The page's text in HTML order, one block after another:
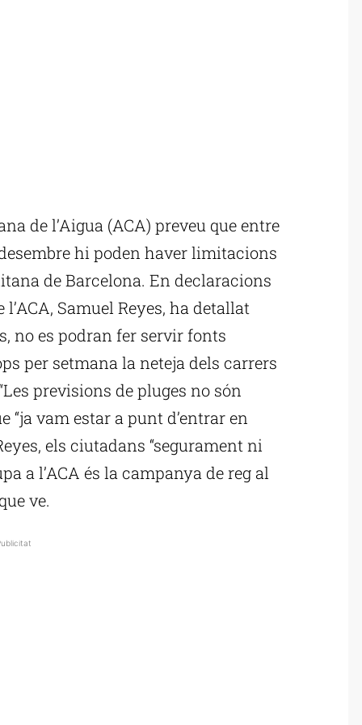
de l’Aigua (ACA) preveu que entre
hi poden haver limitacions
de Barcelona. En declaracions
Samuel Reyes, ha detallat
no es podran fer servir fonts
per setmana la neteja dels carrers
previsions de pluges no són
“ja vam estar a punt d’entrar en
els ciutadans “segurament ni
a l’ACA és la campanya de reg al
ve.